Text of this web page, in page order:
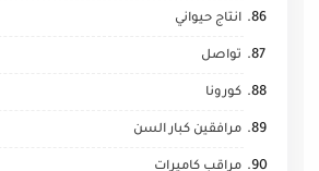
انتاج حيواني
تواصل
كورونا
مرافقين كبار السن
مراقب كاميرات